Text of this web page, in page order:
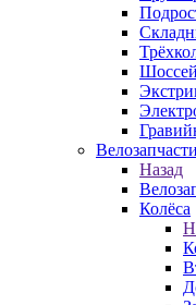
Велозапчасти
Назад
Колёса